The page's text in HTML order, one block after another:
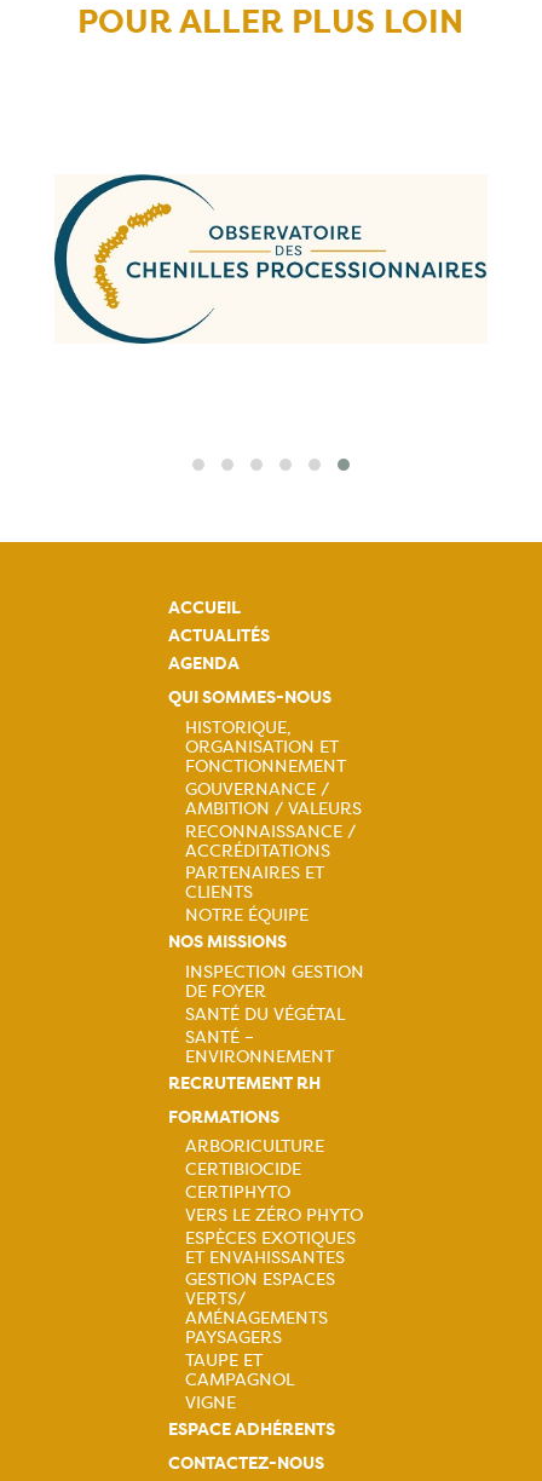
POUR ALLER PLUS LOIN
ACCUEIL
ACTUALITÉS
AGENDA
QUI SOMMES-NOUS
Navigation
principale
HISTORIQUE,
ORGANISATION ET
FONCTIONNEMENT
GOUVERNANCE /
AMBITION / VALEURS
RECONNAISSANCE /
ACCRÉDITATIONS
PARTENAIRES ET
CLIENTS
NOTRE ÉQUIPE
NOS MISSIONS
Navigation
principale
INSPECTION GESTION
DE FOYER
SANTÉ DU VÉGÉTAL
SANTÉ –
ENVIRONNEMENT
RECRUTEMENT RH
FORMATIONS
Navigation
principale
ARBORICULTURE
CERTIBIOCIDE
CERTIPHYTO
VERS LE ZÉRO PHYTO
ESPÈCES EXOTIQUES
ET ENVAHISSANTES
GESTION ESPACES
VERTS/
AMÉNAGEMENTS
PAYSAGERS
TAUPE ET
CAMPAGNOL
VIGNE
ESPACE ADHÉRENTS
CONTACTEZ-NOUS